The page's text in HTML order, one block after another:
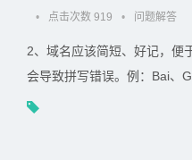
• 点击次数 919 • 问题解答
2、域名应该简短、好记，便
会导致拼写错误。例：Bai、
域名后缀很多，但是，它对用